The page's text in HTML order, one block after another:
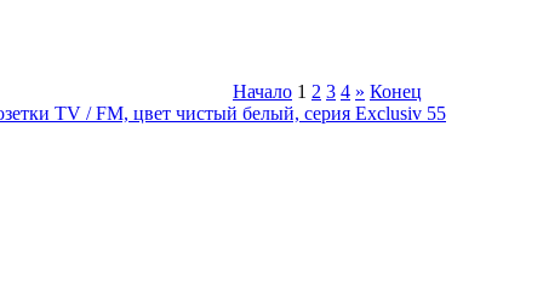
Начало 1 2 3 4 » Конец
TV / FM, цвет чистый белый, серия Exclusiv 55